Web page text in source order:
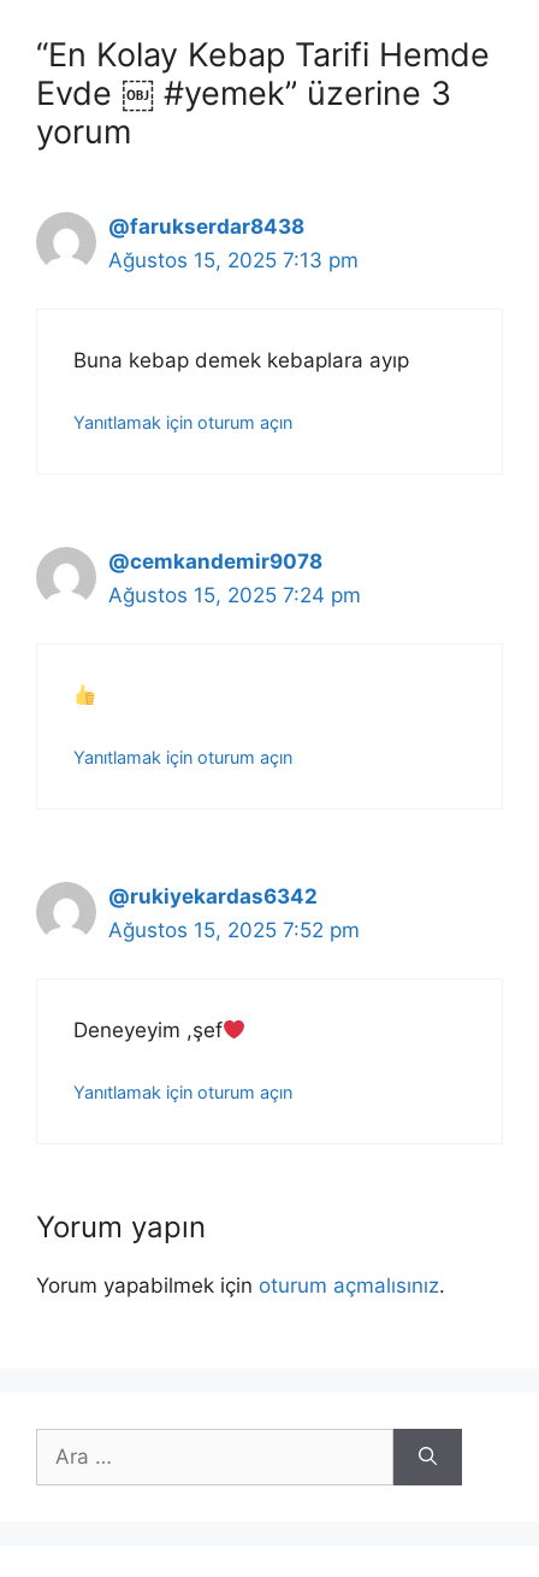
“En Kolay Kebap Tarifi Hemde
Evde ￼ #yemek” üzerine 3
yorum
@farukserdar8438
Ağustos 15, 2025 7:13 pm
Buna kebap demek kebaplara ayıp
Yanıtlamak için oturum açın
@cemkandemir9078
Ağustos 15, 2025 7:24 pm
Yanıtlamak için oturum açın
@rukiyekardas6342
Ağustos 15, 2025 7:52 pm
Deneyeyim ,şef
Yanıtlamak için oturum açın
Yorum yapın
Yorum yapabilmek için oturum açmalısınız.
ara